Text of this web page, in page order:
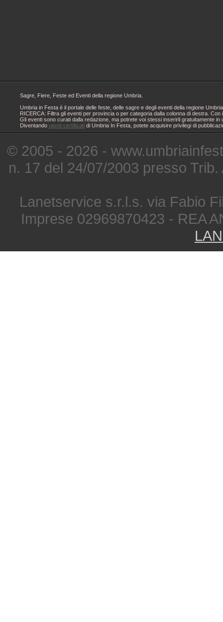
Sagre, Fiere, Feste ed Eventi della regione Umbria.
Umbria in Festa è il portale delle feste, delle sagre e degli eventi della regione
RICERCA: Filtra gli eventi per provincia o per categoria dalla colonna di destra.
Gli eventi sono curati dalla redazione, ma potrete voi stessi inserirli gratuitamente
Diventando utenti certificati di Umbria In Festa, potete acquisire privilegi di
© 2005 - 2026 -
n. 17 del 24/07/2003 presso
Lanetservice s.r.l.s. via Fabio
Imprese 02969870423 - REA